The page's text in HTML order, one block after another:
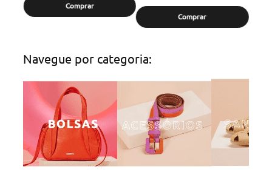
Comprar
Comprar
Navegue por categoria: